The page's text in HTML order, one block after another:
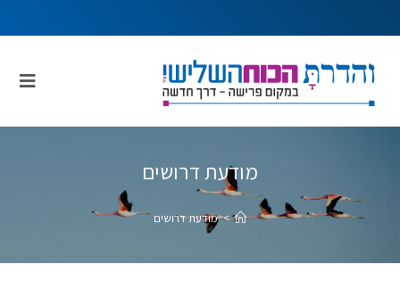
מודעת דרושים
> מודעת דרושים